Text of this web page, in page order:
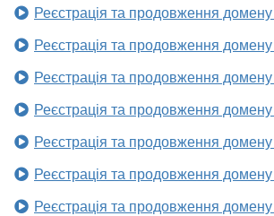
Реєстрація та продовження домену
Реєстрація та продовження домену
Реєстрація та продовження домену
Реєстрація та продовження домену
Реєстрація та продовження домену
Реєстрація та продовження домену
Реєстрація та продовження домену